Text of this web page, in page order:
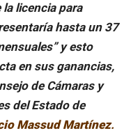
licencia para
hasta un 37
y esto
en sus ganancias,
de Cámaras y
del Estado de
Massud Martínez.